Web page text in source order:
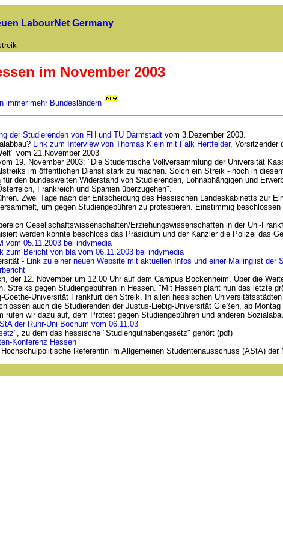
LabourNet Germany
im November 2003
immer mehr Bundesländern
der Studierenden von FH und TU Darmstadt vom 3.Dezember 2003.
Link zum Interview von Thomas Klein mit Falk Hertfelder, Vorsitzender
vom 21.November 2003
19. November 2003: "Die Studentische Vollversammlung der Universität
im öffentlichen Dienst stark zu machen. Solch ein Streik - noch in
den bundesweiten Widerstand von Studierenden, Lohnabhängigen und
Frankreich und Spanien überzugehen".
Zwei Tage nach der Entscheidung des Hessischen Landeskabinetts zur
um gegen Studiengebühren zu protestieren. Einstimmig
Gesellschaftswissenschaften/Erziehungswissenschaften in der Uni-
werden konnte beschloss das Präsidium und der Kanzler die Polizei das
vom 05.11.2003 bei indymedia
zum Bericht von bla vom 06.11.2003 bei indymedia
- Link zu einer neuen Website mit aktuellen Infos und einer Mailinglist der
der 12. November um 12.00 Uhr auf dem Campus Bockenheim. Über die
gegen Studiengebühren in Hessen. "Mit Hessen plant nun das letzte
Universität Frankfurt den Streik. In allen hessischen
auch die Studierenden der Justus-Liebig-Universität Gießen, ab
wir dazu auf, dem Protest gegen Studiengebühren und anderen
der Ruhr-Uni Bochum vom 06.11.03
, zu dem das hessische "Studienguthabengesetz" gehört (pdf)
Konferenz Hessen
Referentin im Allgemeinen Studentenausschuss (AStA)